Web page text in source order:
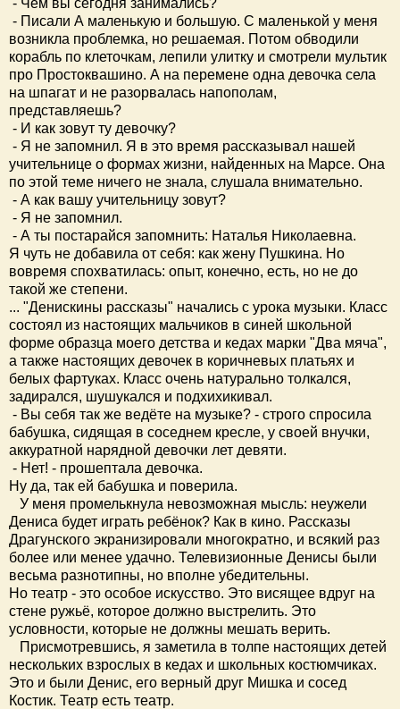
- Писали А маленькую и большую. С маленькой у меня
возникла проблемка, но решаемая. Потом обводили
корабль по клеточкам, лепили улитку и смотрели мультик
про Простоквашино. А на перемене одна девочка села
на шпагат и не разорвалась напополам,
представляешь?
- И как зовут ту девочку?
- Я не запомнил. Я в это время рассказывал нашей
учительнице о формах жизни, найденных на Марсе. Она
по этой теме ничего не знала, слушала внимательно.
- А как вашу учительницу зовут?
- Я не запомнил.
- А ты постарайся запомнить: Наталья Николаевна.
Я чуть не добавила от себя: как жену Пушкина. Но
вовремя спохватилась: опыт, конечно, есть, но не до
такой же степени.
... "Денискины рассказы" начались с урока музыки. Класс
состоял из настоящих мальчиков в синей школьной
форме образца моего детства и кедах марки "Два мяча",
а также настоящих девочек в коричневых платьях и
белых фартуках. Класс очень натурально толкался,
задирался, шушукался и подхихикивал.
- Вы себя так же ведёте на музыке? - строго спросила
бабушка, сидящая в соседнем кресле, у своей внучки,
аккуратной нарядной девочки лет девяти.
- Нет! - прошептала девочка.
Ну да, так ей бабушка и поверила.
У меня промелькнула невозможная мысль: неужели
Дениса будет играть ребёнок? Как в кино. Рассказы
Драгунского экранизировали многократно, и всякий раз
более или менее удачно. Телевизионные Денисы были
весьма разнотипны, но вполне убедительны.
Но театр - это особое искусство. Это висящее вдруг на
стене ружьё, которое должно выстрелить. Это
условности, которые не должны мешать верить.
Присмотревшись, я заметила в толпе настоящих детей
нескольких взрослых в кедах и школьных костюмчиках.
Это и были Денис, его верный друг Мишка и сосед
Костик. Театр есть театр.